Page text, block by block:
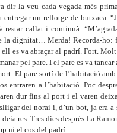
dir la veu cada vegada més
un rellotge de butxaca.
restar callat i continuà:
la dignitat… Merda! Recorda-ho:
es va abraçar al padrí. Fort.
pel pare. I el pare es va
El pare sortí de l’habitació
entraren a l’habitació. Poc
dur fins al port i el varen
del norai i, d’un bot, ja era a
res. Tres dies després La
ni el cos del padrí.